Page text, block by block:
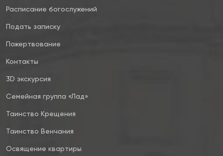
Расписание богослужений
Подать записку
Пожертвование
Контакты
3D экскурсия
Семейная группа «Лад»
Таинство Крещения
Таинство Венчания
Освящение квартиры